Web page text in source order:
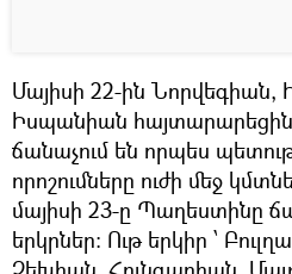
Մայիսի 22-ին Նորվեգիան,
Իսպանիան
ճանաչում են որպես
որոշումները ուժի մեջ
մայիսի 23-ը Պաղեստինը
երկրներ։ Ութ երկիր ՝